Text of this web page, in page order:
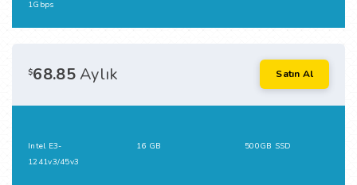
1Gbps
$68.85Aylık Satın Al
Intel E3-
1241v3/45v3
16 GB 500GB SSD